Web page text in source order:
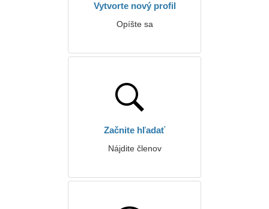
Vytvorte nový profil
Opíšte sa
Začnite hľadať
Nájdite členov